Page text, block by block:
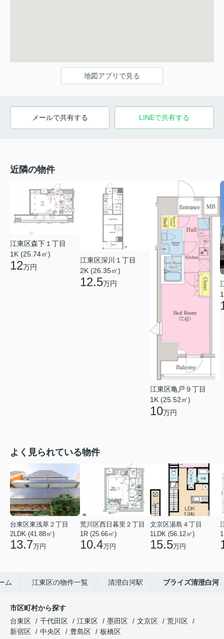
地図アプリで見る
メールで共有する LINEで共有する
近隣の物件
江東区森下１丁目
1K (25.74㎡)
12万円
江東区深川１丁目
2K (26.35㎡)
12.5万円
江東区亀戸９丁目
1K (25.52㎡)
10万円
よく見られている物件
台東区東浅草２丁目
2LDK (41.88㎡)
13.7万円
荒川区西日暮里２丁目
1R (25.66㎡)
10.4万円
文京区湯島４丁目
1LDK (56.12㎡)
15.5万円
ム 江東区の物件一覧 清澄白河駅 ブライズ清澄白河
市区町村から探す
台東区
千代田区 江東区 墨田区 文京区
荒川区
新宿区
中央区 豊島区
板橋区